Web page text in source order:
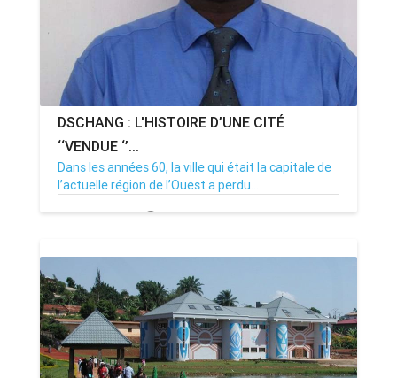
DSCHANG : L'HISTOIRE D’UNE CITÉ
‘‘VENDUE​ ‘’...
Dans les années 60, la ville qui était la capitale de​
l’actuelle région de l’Ouest a perdu...
19/05/20 Par MenouActu 4